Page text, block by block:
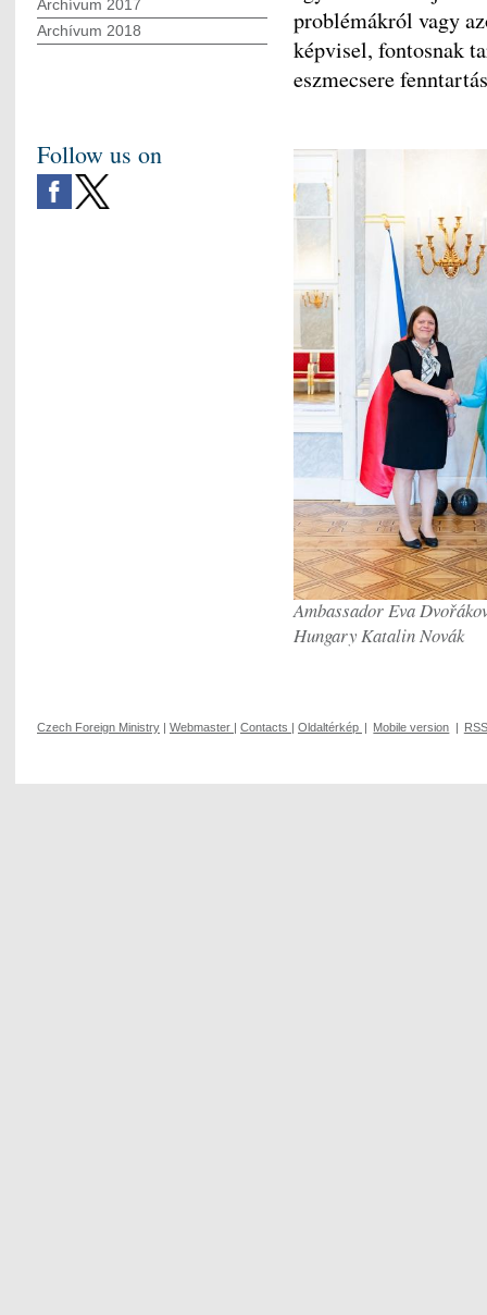
problémákról vagy
képvisel, fontosnak
eszmecsere
Ambassador Eva
Hungary Katalin Novák
Archívum 2017
Archívum 2018
Follow us on
Czech Foreign Ministry | Webmaster | Contacts | Oldaltérkép | Mobile version | RSS